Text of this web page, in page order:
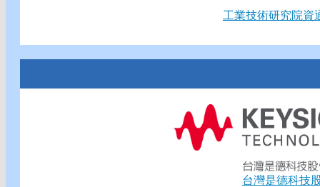
工業技術研究院資
台灣是德科技